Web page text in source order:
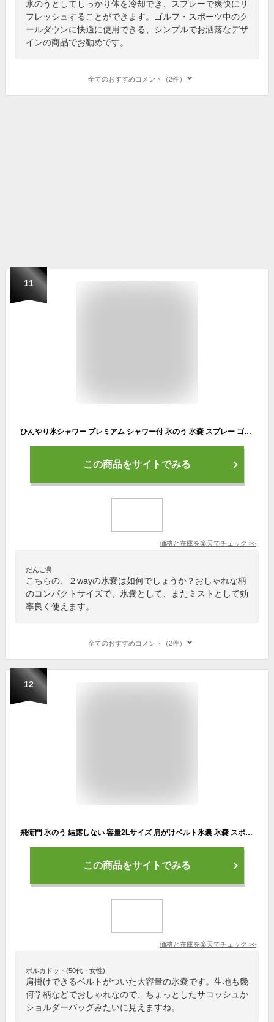
氷のうとしてしっかり体を冷却でき、スプレーで爽快にリ
フレッシュすることができます。ゴルフ・スポーツ中のク
ールダウンに快適に使用できる、シンプルでお洒落なデザ
インの商品でお勧めです。
全てのおすすめコメント（2件）
11
ひんやり氷シャワー プレミアム シャワー付 氷のう 氷嚢 スプレー ゴルフ ひょうのう
この商品をサイトでみる
価格と在庫を楽天でチェック >>
だんご鼻
こちらの、２wayの氷嚢は如何でしょうか？おしゃれな柄
のコンパクトサイズで、氷嚢として、またミストとして効
率良く使えます。
全てのおすすめコメント（2件）
12
飛衛門 氷のう 結露しない 容量2Lサイズ 肩がけベルト氷囊 氷嚢 スポーツ観戦 大 氷嚢 ゴルフ 首 真夏日 猛暑日 酷暑日 野球 アイスバッグ 旅行 クールダウン アウトドア 発熱時 アイシング LP-TIBSBIG 送料無料
この商品をサイトでみる
価格と在庫を楽天でチェック >>
ポルカドット(50代・女性)
肩掛けできるベルトがついた大容量の氷嚢です。生地も幾
何学柄などでおしゃれなので、ちょっとしたサコッシュか
ショルダーバッグみたいに見えますね。